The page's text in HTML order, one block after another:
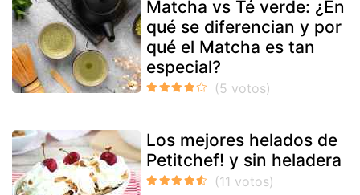
Matcha vs Té verde: ¿En
qué se diferencian y por
qué el Matcha es tan
especial?
Los mejores helados de
Petitchef! y sin heladera